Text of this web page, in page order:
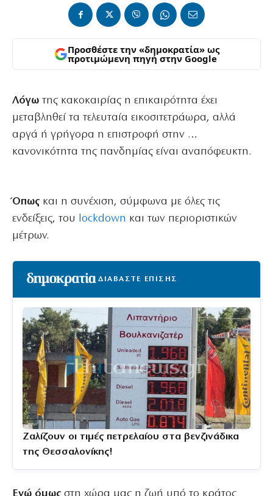
Προσθέστε την «δημοκρατία» ως
προτιμώμενη πηγή στην Google
Λόγω της κακοκαιρίας η επικαιρότητα έχει
μεταβληθεί τα τελευταία εικοσιτετράωρα, αλλά
αργά ή γρήγορα η επιστροφή στην …
κανονικότητα της πανδημίας είναι αναπόφευκτη.
Όπως και η συνέχιση, σύμφωνα με όλες τις
ενδείξεις, του lockdown και των περιοριστικών
μέτρων.
ΔΙΑΒΑΣΤΕ ΕΠΙΣΗΣ
Ζαλίζουν οι τιμές πετρελαίου στα βενζινάδικα
της Θεσσαλονίκης!